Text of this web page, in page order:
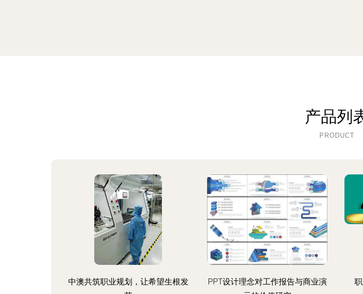
产品列
PRODUCT
中澳共筑职业规划，让希望生根发
PPT设计理念对工作报告与商业演